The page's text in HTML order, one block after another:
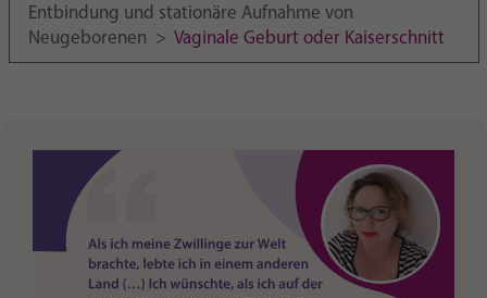
Entbindung und stationäre Aufnahme von
Neugeborenen > Vaginale Geburt oder Kaiserschnitt
Purpose
generierte ID, für die historische Speicherung
Ihrer vorgenommen Einstellungen, falls der